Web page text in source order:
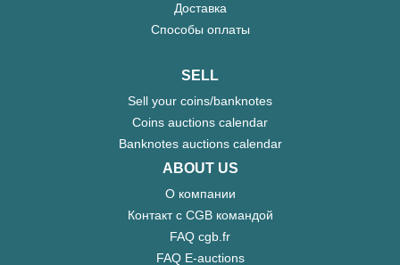
Доставка
Способы оплаты
SELL
Sell your coins/banknotes
Coins auctions calendar
Banknotes auctions calendar
ABOUT US
О компании
Контакт с CGB командой
FAQ cgb.fr
FAQ E-auctions